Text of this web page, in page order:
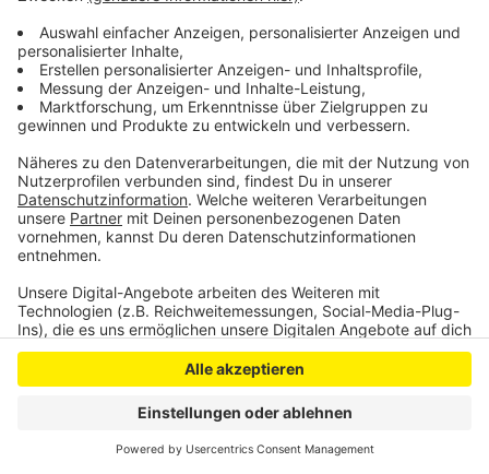
Anzeige
ausgesprochen.
Anzeige
Anzeige